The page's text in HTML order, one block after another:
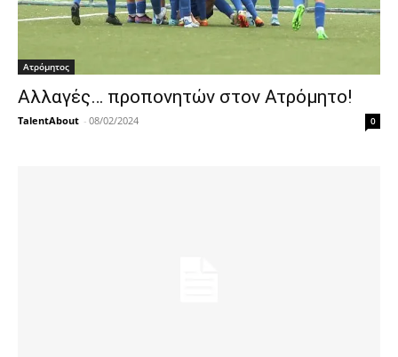
Ατρόμητος
Αλλαγές… προπονητών στον Ατρόμητο!
TalentAbout - 08/02/2024 0